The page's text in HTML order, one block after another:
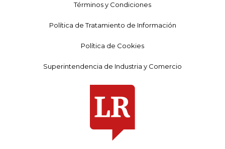
Términos y Condiciones
Política de Tratamiento de Información
Política de Cookies
Superintendencia de Industria y Comercio